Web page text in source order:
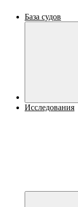
База судов
Исследования